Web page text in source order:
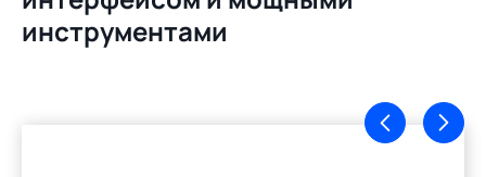
инструментами